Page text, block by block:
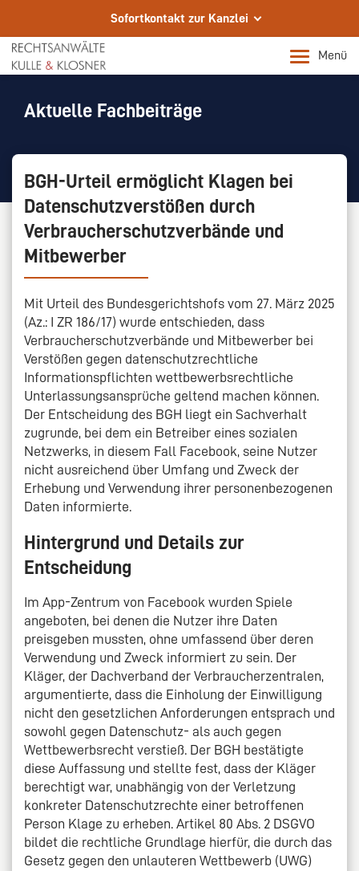
Sofortkontakt zur Kanzlei
Wir sind für Sie da.
Ihre Fachanwälte in Kassel
Telefon
info@rae-kulle.de
Rechtsanwalt m/w/d für sofort gesucht.
Menü
Aktuelle Fachbeiträge
BGH-Urteil ermöglicht Klagen bei
Datenschutzverstößen durch
Verbraucherschutzverbände und
Mitbewerber
Mit Urteil des Bundesgerichtshofs vom 27. März 2025
(Az.: I ZR 186/17) wurde entschieden, dass
Verbraucherschutzverbände und Mitbewerber bei
Verstößen gegen datenschutzrechtliche
Informationspflichten wettbewerbsrechtliche
Unterlassungsansprüche geltend machen können.
Der Entscheidung des BGH liegt ein Sachverhalt
zugrunde, bei dem ein Betreiber eines sozialen
Netzwerks, in diesem Fall Facebook, seine Nutzer
nicht ausreichend über Umfang und Zweck der
Erhebung und Verwendung ihrer personenbezogenen
Daten informierte.
Hintergrund und Details zur
Entscheidung
Im App-Zentrum von Facebook wurden Spiele
angeboten, bei denen die Nutzer ihre Daten
preisgeben mussten, ohne umfassend über deren
Verwendung und Zweck informiert zu sein. Der
Kläger, der Dachverband der Verbraucherzentralen,
argumentierte, dass die Einholung der Einwilligung
nicht den gesetzlichen Anforderungen entsprach und
sowohl gegen Datenschutz- als auch gegen
Wettbewerbsrecht verstieß. Der BGH bestätigte
diese Auffassung und stellte fest, dass der Kläger
berechtigt war, unabhängig von der Verletzung
konkreter Datenschutzrechte einer betroffenen
Person Klage zu erheben. Artikel 80 Abs. 2 DSGVO
bildet die rechtliche Grundlage hierfür, die durch das
Gesetz gegen den unlauteren Wettbewerb (UWG)